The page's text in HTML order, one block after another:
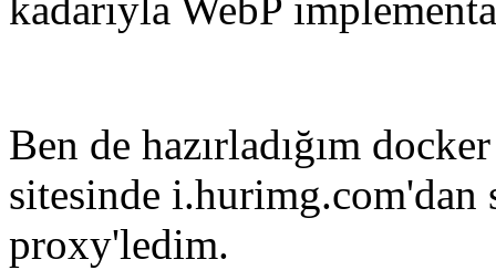
Ben de hazırladığım
sitesinde
proxy'ledim.